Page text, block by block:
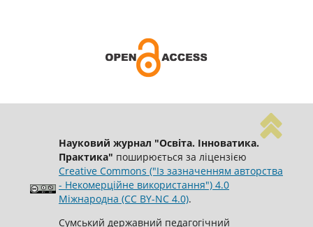
Науковий журнал "Освіта. Інноватика.
Практика" поширюється за ліцензією
Creative Commons ("Із зазначенням авторства
- Некомерційне використання") 4.0
Міжнародна (CC BY-NC 4.0).
Сумський державний педагогічний